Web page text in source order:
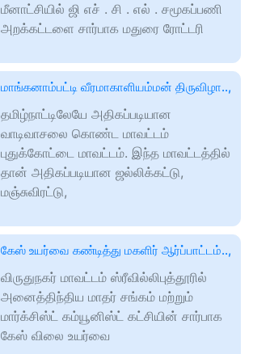
மீனாட்சியில் ஜி எச் . சி . எல் . சமூகப்பணி
அறக்கட்டளை சார்பாக மதுரை ரோட்டரி
மாங்கனாம்பட்டி வீரமாகாளியம்மன் திருவிழா..,
தமிழ்நாட்டிலேயே அதிகப்படியான
வாடிவாசலை கொண்ட மாவட்டம்
புதுக்கோட்டை மாவட்டம். இந்த மாவட்டத்தில்
தான் அதிகப்படியான ஜல்லிக்கட்டு,
மஞ்சுவிரட்டு,
கேஸ் உயர்வை கண்டித்து மகளிர் ஆர்ப்பாட்டம்..,
விருதுநகர் மாவட்டம் ஸ்ரீவில்லிபுத்தூரில்
அனைத்திந்திய மாதர் சங்கம் மற்றும்
மார்க்சிஸ்ட் கம்யூனிஸ்ட் கட்சியின் சார்பாக
கேஸ் விலை உயர்வை